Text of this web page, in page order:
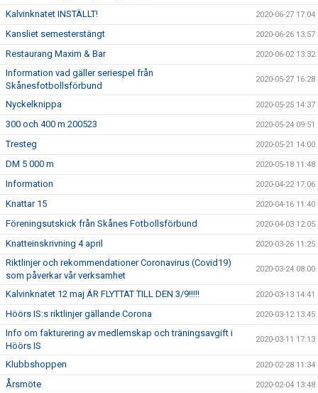
Kalvinknatet INSTÄLLT! 2020-06-27 17:04
Kansliet semesterstängt 2020-06-26 13:57
Restaurang Maxim & Bar 2020-06-02 13:32
Information vad gäller seriespel från
Skånesfotbollsförbund
2020-05-27 16:28
Nyckelknippa 2020-05-25 14:37
300 och 400 m 200523 2020-05-24 09:51
Tresteg 2020-05-21 14:00
DM 5 000 m 2020-05-18 11:48
Information 2020-04-22 17:06
Knattar 15 2020-04-16 11:40
Föreningsutskick från Skånes Fotbollsförbund 2020-04-03 12:05
Knatteinskrivning 4 april 2020-03-26 11:25
Riktlinjer och rekommendationer Coronavirus (Covid19)
som påverkar vår verksamhet
2020-03-24 08:00
Kalvinknatet 12 maj ÄR FLYTTAT TILL DEN 3/9!!!!! 2020-03-13 14:41
Höörs IS:s riktlinjer gällande Corona 2020-03-12 13:45
Info om fakturering av medlemskap och träningsavgift i
Höörs IS
2020-03-11 17:13
Klubbshoppen 2020-02-28 11:34
Årsmöte 2020-02-04 13:48